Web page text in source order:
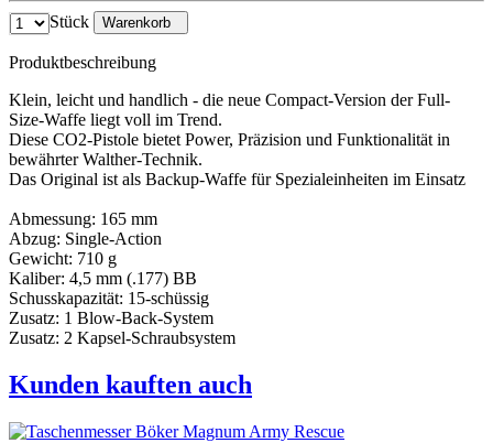
Stück Warenkorb
Produktbeschreibung
Klein, leicht und handlich - die neue Compact-Version der Full-
Size-Waffe liegt voll im Trend.
Diese CO2-Pistole bietet Power, Präzision und Funktionalität in
bewährter Walther-Technik.
Das Original ist als Backup-Waffe für Spezialeinheiten im Einsatz
Abmessung: 165 mm
Abzug: Single-Action
Gewicht: 710 g
Kaliber: 4,5 mm (.177) BB
Schusskapazität: 15-schüssig
Zusatz: 1 Blow-Back-System
Zusatz: 2 Kapsel-Schraubsystem
Kunden kauften auch